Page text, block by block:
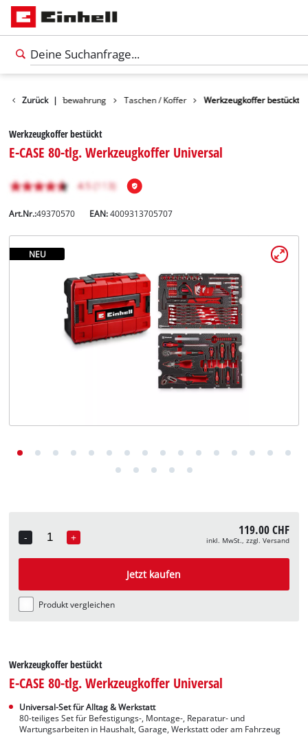
Deutsch
Zurück |
Zubehör Aufbewahrung Taschen / Koffer Werkzeugkoffer bestückt
Werkzeugkoffer bestückt
E-CASE 80-tlg. Werkzeugkoffer Universal
Art.Nr.:49370570 EAN:4009313705707
NEU
-
Quantity
+ 119.00 CHF
inkl. MwSt., zzgl. Versand
Jetzt kaufen
Produkt vergleichen
Werkzeugkoffer bestückt
E-CASE 80-tlg. Werkzeugkoffer Universal
Universal-Set für Alltag & Werkstatt
80-teiliges Set für Befestigungs-, Montage-, Reparatur- und
Wartungsarbeiten in Haushalt, Garage, Werkstatt oder am Fahrzeug